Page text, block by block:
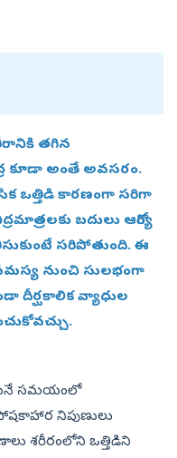
తగిన
అంతే అవసరం.
ఒత్తిడి కారణంగా సరిగా
బదులు ఆరోగ్య
సరిపోతుంది. ఈ
నుంచి సులభంగా
దీర్ఘకాలిక వ్యాధుల
సమయంలో
నిపుణులు
శరీరంలోని ఒత్తిడిని